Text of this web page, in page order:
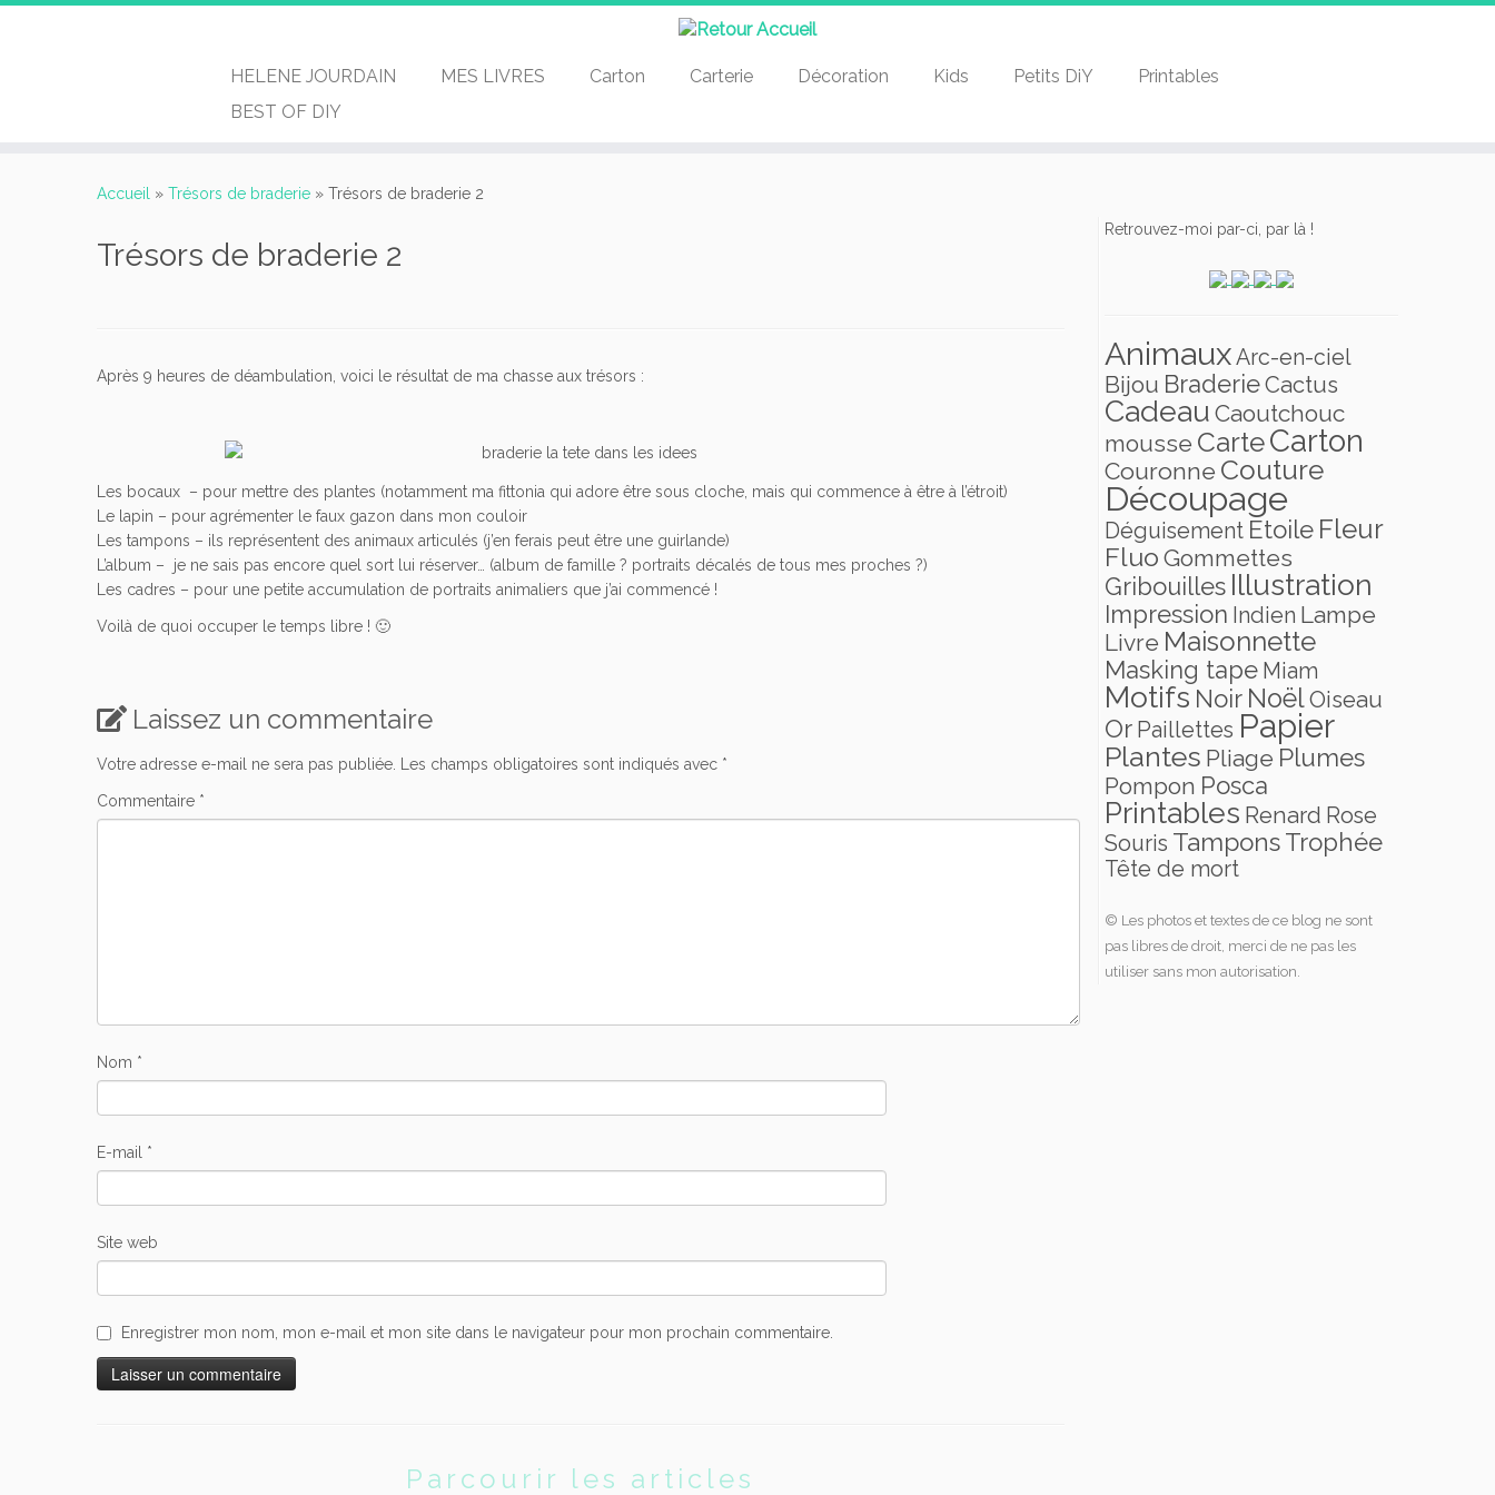
HELENE JOURDAIN MES LIVRES Carton Carterie Décoration Kids Petits DiY
Printables
BEST OF DIY
Accueil » Trésors de braderie » Trésors de braderie 2
Trésors de braderie 2
Après 9 heures de déambulation, voici le résultat de ma chasse aux trésors :
Les bocaux – pour mettre des plantes (notamment ma fittonia qui adore être sous cloche, mais qui commence à être à l’étroit)
Le lapin – pour agrémenter le faux gazon dans mon couloir
Les tampons – ils représentent des animaux articulés (j’en ferais peut être une guirlande)
L’album – je ne sais pas encore quel sort lui réserver… (album de famille ? portraits décalés de tous mes proches ?)
Les cadres – pour une petite accumulation de portraits animaliers que j’ai commencé !
Voilà de quoi occuper le temps libre ! 🙂
Laissez un commentaire
Votre adresse e-mail ne sera pas publiée. Les champs obligatoires sont indiqués avec *
Commentaire *
Nom *
E-mail *
Site web
Enregistrer mon nom, mon e-mail et mon site dans le navigateur pour mon prochain commentaire.
Parcourir les articles
Retrouvez-moi par-ci, par là !
AnimauxArc-en-ciel
Bijou BraderieCactus
Cadeau Caoutchouc
mousse CarteCarton
Couronne Couture
Découpage
Déguisement Etoile Fleur
Fluo Gommettes
Gribouilles Illustration
Impression Indien Lampe
Livre Maisonnette
Masking tape Miam
Motifs Noir NoëlOiseau
Or Paillettes Papier
Plantes Pliage Plumes
Pompon Posca
Printables Renard Rose
Souris TamponsTrophée
Tête de mort
© Les photos et textes de ce blog ne sont
pas libres de droit, merci de ne pas les
utiliser sans mon autorisation.